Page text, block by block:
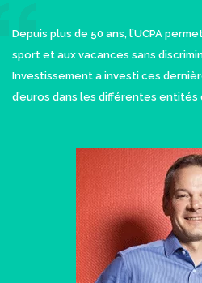
Depuis plus de 50 ans, l’UCPA
sport et aux vacances sans
Investissement a investi ces
d’euros dans les différentes